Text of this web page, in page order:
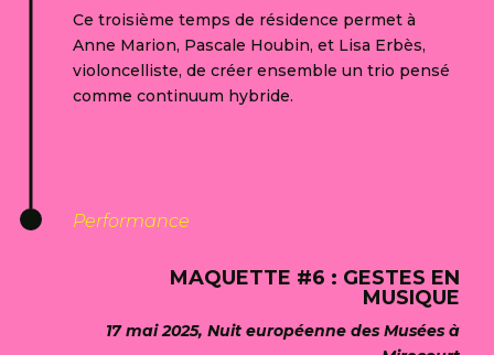
Ce troisième temps de résidence permet à
Anne Marion, Pascale Houbin, et Lisa Erbès,
violoncelliste, de créer ensemble un trio pensé
comme continuum hybride.
Performance
MAQUETTE #6 : GESTES EN
MUSIQUE
17 mai 2025, Nuit européenne des Musées à